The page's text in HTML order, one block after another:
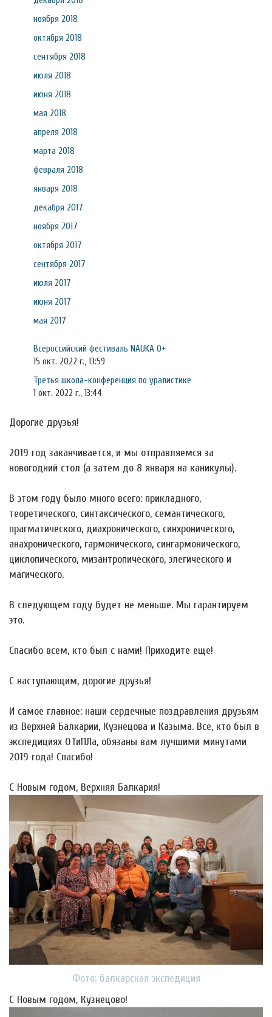
ноября 2018
октября 2018
сентября 2018
июля 2018
июня 2018
мая 2018
апреля 2018
марта 2018
февраля 2018
января 2018
декабря 2017
ноября 2017
октября 2017
сентября 2017
июля 2017
июня 2017
мая 2017
Всероссийский фестиваль NAUKA 0+
15 окт. 2022 г., 13:59
Третья школа-конференция по уралистике
1 окт. 2022 г., 13:44
Дорогие друзья!
2019 год заканчивается, и мы отправляемся за
новогодний стол (а затем до 8 января на каникулы).
В этом году было много всего: прикладного,
теоретического, синтаксического, семантического,
прагматического, диахронического, синхронического,
анахронического, гармонического, сингармонического,
циклопического, мизантропического, элегического и
магического.
В следующем году будет не меньше. Мы гарантируем
это.
Спасибо всем, кто был с нами! Приходите еще!
С наступающим, дорогие друзья!
И самое главное: наши сердечные поздравления друзьям
из Верхней Балкарии, Кузнецова и Казыма. Все, кто был в
экспедициях ОТиПЛа, обязаны вам лучшими минутами
2019 года! Спасибо!
С Новым годом, Верхняя Балкария!
Фото: балкарская экспедиция
С Новым годом, Кузнецово!